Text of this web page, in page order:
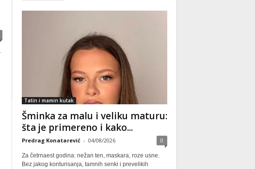
Tatin i mamin kutak
Šminka za malu i veliku maturu:
šta je primereno i kako...
Predrag Konatarević - 04/08/2026 0
Za četrnaest godina: nežan ten, maskara, roze usne.
Bez jakog konturisanja, tamnih senki i prevelikih